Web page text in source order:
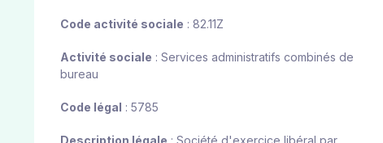
Code activité sociale : 82.11Z
Activité sociale : Services administratifs combinés de
bureau
Code légal : 5785